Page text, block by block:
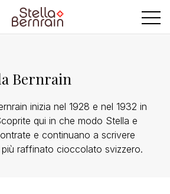
Bernrain
inizia nel 1928 e nel 1932 in
qui in che modo Stella e
e continuano a scrivere
raffinato cioccolato svizzero.